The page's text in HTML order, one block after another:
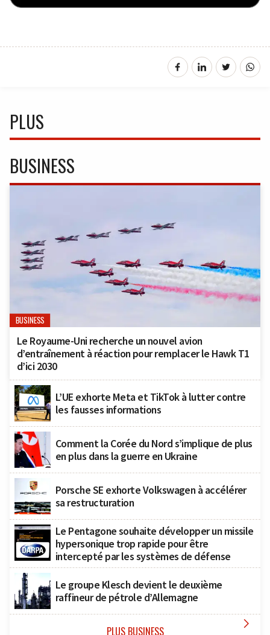
PLUS
BUSINESS
BUSINESS
Le Royaume-Uni recherche un nouvel avion
d’entraînement à réaction pour remplacer le Hawk T1
d’ici 2030
L’UE exhorte Meta et TikTok à lutter contre
les fausses informations
Comment la Corée du Nord s’implique de plus
en plus dans la guerre en Ukraine
Porsche SE exhorte Volkswagen à accélérer
sa restructuration
Le Pentagone souhaite développer un missile
hypersonique trop rapide pour être
intercepté par les systèmes de défense
Le groupe Klesch devient le deuxième
raffineur de pétrole d’Allemagne
PLUS BUSINESS 